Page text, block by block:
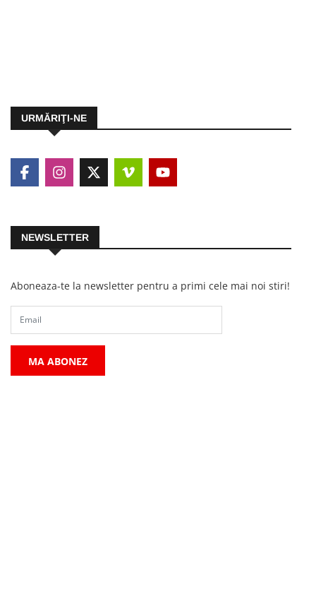
URMĂRIŢI-NE
NEWSLETTER
Aboneaza-te la newsletter pentru a primi cele mai noi stiri!
MA ABONEZ